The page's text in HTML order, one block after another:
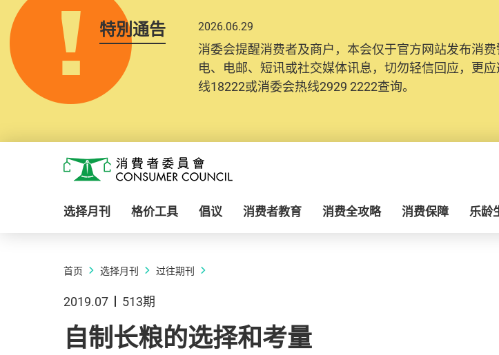
特別通告 2026.06.29
消委会提醒消费者及商户，本会仅于官方网站发布消
电、电邮、短讯或社交媒体讯息，切勿轻信回应，更
线18222或消委会热线2929 2222查询。
消费者委员会
选择月刊 格价工具 倡议 消费者教育 消费全攻略 消费保障 乐龄
首页 选择月刊 过往期刊
2019.07 513期
自制长粮的选择和考量